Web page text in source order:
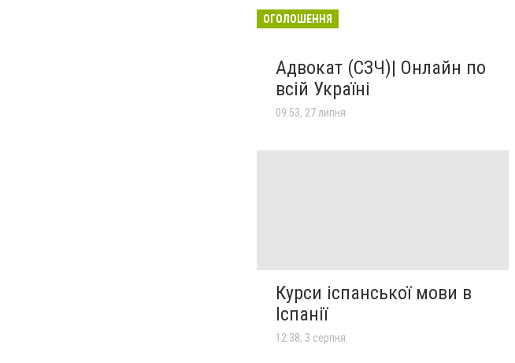
ОГОЛОШЕННЯ
Адвокат (СЗЧ)| Онлайн по
всій Україні
09:53, 27 липня
Курси іспанської мови в
Іспанії
12:38, 3 серпня